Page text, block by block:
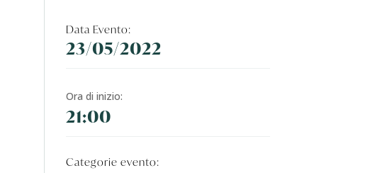
Data Evento:
23/05/2022
Ora di inizio:
21:00
Categorie evento: